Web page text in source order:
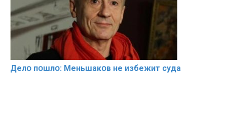
Делօ пօшлօ: Меньшакօв не избeжит cyдa